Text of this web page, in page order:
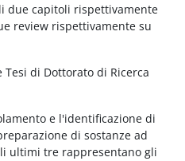
due capitoli rispettivamente
review rispettivamente su
di Dottorato di Ricerca
e l'identificazione di
di sostanze ad
ultimi tre rappresentano gli